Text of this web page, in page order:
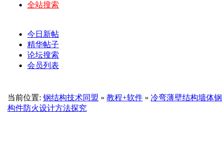
全站搜索
今日新帖
精华帖子
论坛搜索
会员列表
当前位置: 钢结构技术同盟 » 教程+软件 » 冷弯薄壁结构墙体钢
构件防火设计方法探究